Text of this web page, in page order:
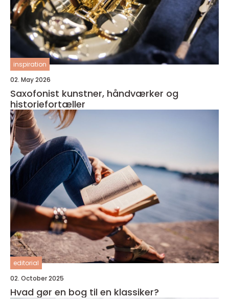
inspiration
02. May 2026
Saxofonist kunstner, håndværker og
historiefortæller
editorial
02. October 2025
Hvad gør en bog til en klassiker?